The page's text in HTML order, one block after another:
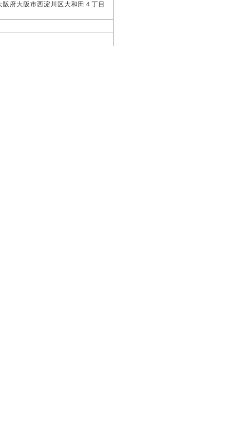
府大阪市西淀川区大和田４丁目